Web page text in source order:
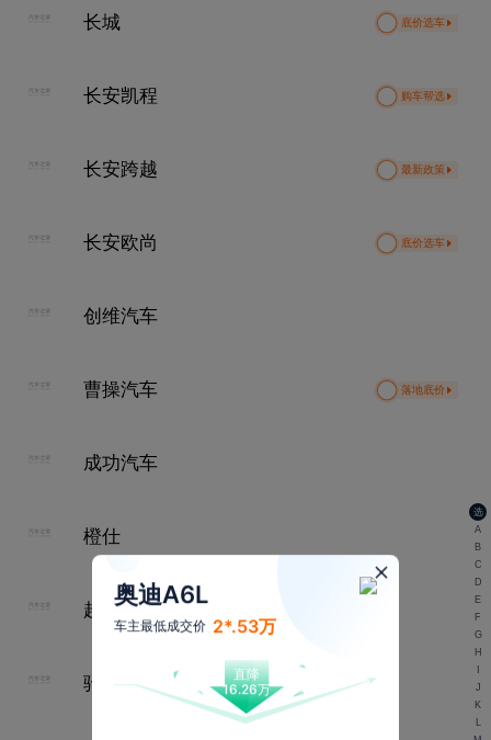
选
A
B
C
D
E
F
G
H
J
K
L
长城 底价选车
长安凯程 购车帮选
长安跨越 最新政策
长安欧尚 底价选车
创维汽车
曹操汽车 落地底价
成功汽车
橙仕
超境汽车
驰远
奥迪A6L
车主最低成交价 2*.53万
直降
16.26万